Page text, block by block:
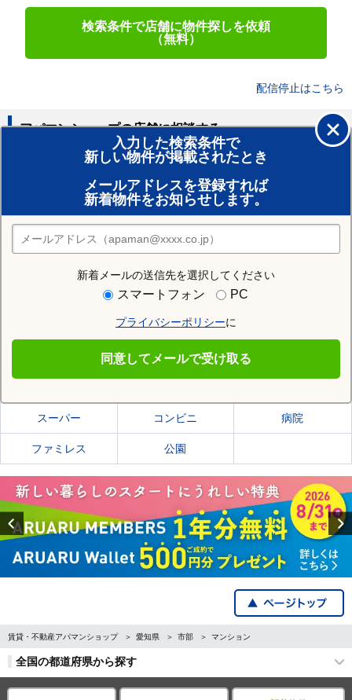
検索条件で店舗に物件探しを依頼
（無料）
配信停止はこちら
入力した検索条件で
新しい物件が掲載されたとき
メールアドレスを登録すれば
新着物件をお知らせします。
新着メールの送信先を選択してください
スマートフォン PC
プライバシーポリシーに
同意してメールで受け取る
アパマンショップの店舗に相談する
賃貸のプロがお部屋探し！
おまかせ物件リクエスト
住みたい街の店舗を探す
店舗検索
住む街研究所で豊明市の情報を見る
豊明市の施設一覧
スーパー コンビニ 病院
ファミレス 公園
Previous
賃貸・不動産アパマンショップ 愛知県 市部 マンション
全国の都道府県から探す